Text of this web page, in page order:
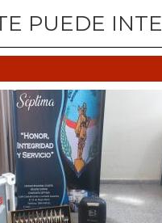
PUEDE